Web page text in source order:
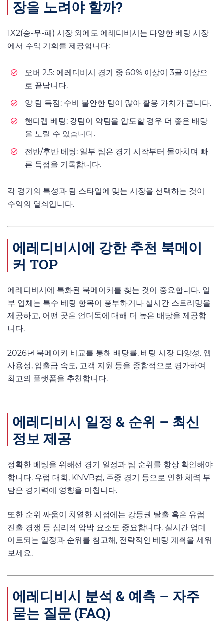
장을 노려야 할까?
1X2(승-무-패) 시장 외에도 에레디비시는 다양한 베팅 시장
에서 수익 기회를 제공합니다:
오버 2.5: 에레디비시 경기 중 60% 이상이 3골 이상으
로 끝납니다.
양 팀 득점: 수비 불안한 팀이 많아 활용 가치가 큽니다.
핸디캡 베팅: 강팀이 약팀을 압도할 경우 더 좋은 배당
을 노릴 수 있습니다.
전반/후반 베팅: 일부 팀은 경기 시작부터 몰아치며 빠
른 득점을 기록합니다.
각 경기의 특성과 팀 스타일에 맞는 시장을 선택하는 것이
수익의 열쇠입니다.
에레디비시에 강한 추천 북메이
커 TOP
에레디비시에 특화된 북메이커를 찾는 것이 중요합니다. 일
부 업체는 특수 베팅 항목이 풍부하거나 실시간 스트리밍을
제공하고, 어떤 곳은 언더독에 대해 더 높은 배당을 제공합
니다.
2026년 북메이커 비교를 통해 배당률, 베팅 시장 다양성, 앱
사용성, 입출금 속도, 고객 지원 등을 종합적으로 평가하여
최고의 플랫폼을 추천합니다.
에레디비시 일정 & 순위 – 최신
정보 제공
정확한 베팅을 위해선 경기 일정과 팀 순위를 항상 확인해야
합니다. 유럽 대회, KNVB컵, 주중 경기 등으로 인한 체력 부
담은 경기력에 영향을 미칩니다.
또한 순위 싸움이 치열한 시점에는 강등권 탈출 혹은 유럽
진출 경쟁 등 심리적 압박 요소도 중요합니다. 실시간 업데
이트되는 일정과 순위를 참고해, 전략적인 베팅 계획을 세워
보세요.
에레디비시 분석 & 예측 – 자주
묻는 질문 (FAQ)